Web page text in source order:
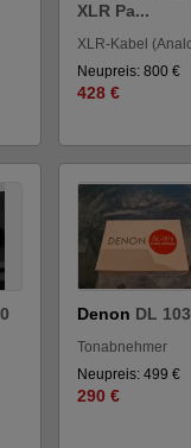
XLR Pa...
XLR-Kabel
Neupreis: 800 €
428 €
Denon DL
Tonabnehmer
Neupreis: 499 €
290 €